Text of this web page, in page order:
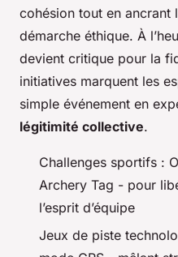
cohésion tout en ancrant
démarche éthique. À
devient critique pour la
initiatives marquent les
simple événement en
légitimité collective.
Challenges sportifs :
Archery Tag - pour
l’esprit d’équipe
Jeux de piste